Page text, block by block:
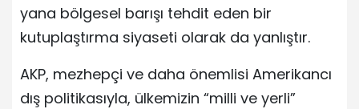
yana bölgesel barışı tehdit eden bir
kutuplaştırma siyaseti olarak da yanlıştır.
AKP, mezhepçi ve daha önemlisi Amerikancı
dış politikasıyla, ülkemizin “milli ve yerli”